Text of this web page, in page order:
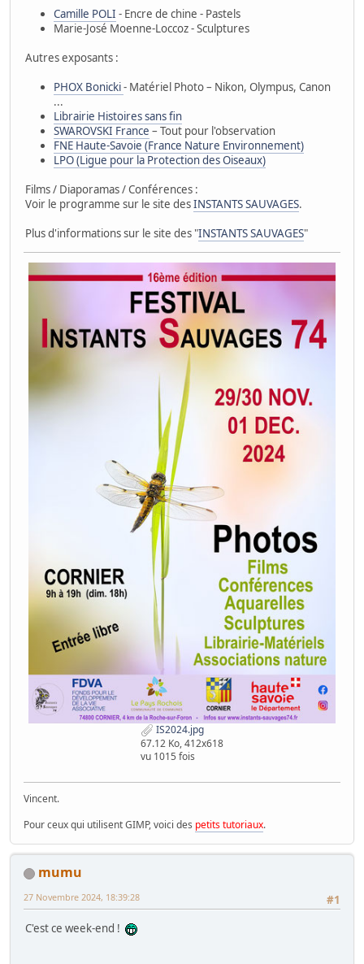
Camille POLI - Encre de chine - Pastels
Marie-José Moenne-Loccoz - Sculptures
Autres exposants :
PHOX Bonicki- Matériel Photo – Nikon, Olympus, Canon
...
Librairie Histoires sans fin
SWAROVSKI France – Tout pour l'observation
FNE Haute-Savoie (France Nature Environnement)
LPO (Ligue pour la Protection des Oiseaux)
Films / Diaporamas / Conférences :
Voir le programme sur le site desINSTANTS SAUVAGES.
Plus d'informations sur le site des "INSTANTS SAUVAGES"
IS2024.jpg
67.12 Ko, 412x618
vu 1015 fois
Vincent.
Pour ceux qui utilisent GIMP, voici des petits tutoriaux.
mumu
#1
27 Novembre 2024, 18:39:28
C'est ce week-end !